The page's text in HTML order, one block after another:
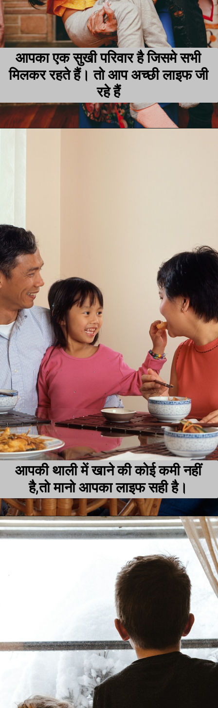
आपका एक सुखी परिवार है जिसमे सभी
मिलकर रहते हैं। तो आप अच्छी लाइफ जी
रहे हैं
आपकी थाली में खाने की कोई कमी नहीं
है,तो मानो आपका लाइफ सही है।